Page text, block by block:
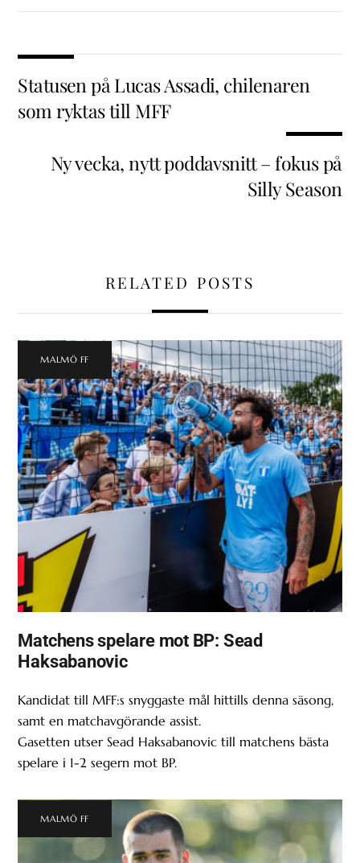
Statusen på Lucas Assadi, chilenaren
som ryktas till MFF
Ny vecka, nytt poddavsnitt – fokus på
Silly Season
RELATED POSTS
MALMÖ FF
Matchens spelare mot BP: Sead
Haksabanovic
Kandidat till MFF:s snyggaste mål hittills denna säsong,
samt en matchavgörande assist.
Gasetten utser Sead Haksabanovic till matchens bästa
spelare i 1-2 segern mot BP.
MALMÖ FF